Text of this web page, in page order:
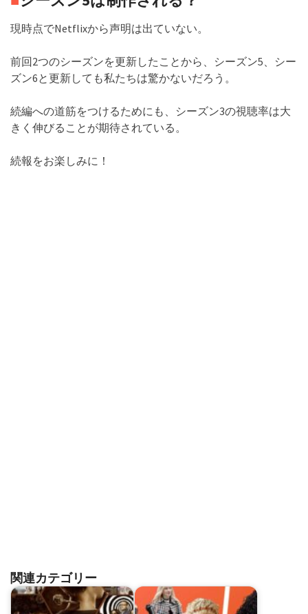
現時点でNetflixから声明は出ていない。
前回2つのシーズンを更新したことから、シーズン5、シー
ズン6と更新しても私たちは驚かないだろう。
続編への道筋をつけるためにも、シーズン3の視聴率は大
きく伸びることが期待されている。
続報をお楽しみに！
関連カテゴリー